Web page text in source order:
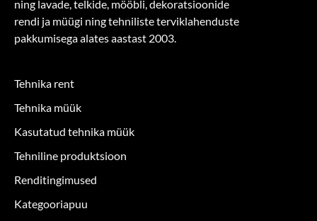
ning lavade, telkide, mööbli, dekoratsioonide
rendi ja müügi ning tehniliste terviklahenduste
pakkumisega alates aastast 2003.
Tehnika rent
Tehnika müük
Kasutatud tehnika müük
Tehniline produktsioon
Renditingimused
Kategooriapuu